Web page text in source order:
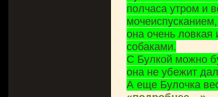
полчаса утром и
она очень
собаками.
С Булкой можно
она не убежит
А еще Булочка